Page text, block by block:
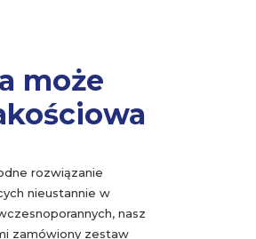
może
rozwiązanie
nieustannie w
nasz
zamówiony zestaw